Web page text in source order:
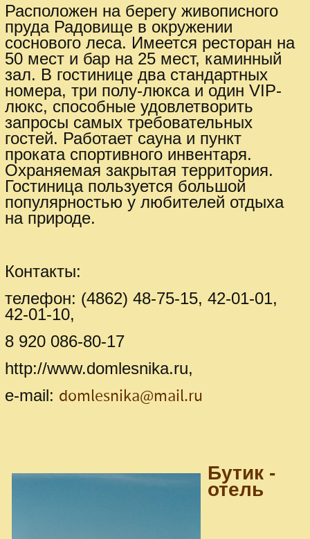
Расположен на берегу живописного
пруда Радовище в окружении
соснового леса. Имеется ресторан на
50 мест и бар на 25 мест, каминный
зал. В гостинице два стандартных
номера, три полу-люкса и один VIP-
люкс, способные удовлетворить
запросы самых требовательных
гостей. Работает сауна и пункт
проката спортивного инвентаря.
Охраняемая закрытая территория.
Гостиница пользуется большой
популярностью у любителей отдыха
на природе.
Контакты:
телефон: (4862) 48-75-15, 42-01-01,
42-01-10,
8 920 086-80-17
http://www.domlesnika.ru,
е-mail: domlesnika@mail.ru
Бутик -
отель